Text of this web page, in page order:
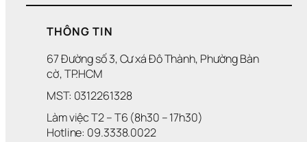
THÔNG TIN
67 Đường số 3, Cư xá Đô Thành, Phường Bàn
cờ, TP.HCM
MST: 0312261328
Làm việc T2 – T6 (8h30 – 17h30)
Hotline: 09.3338.0022